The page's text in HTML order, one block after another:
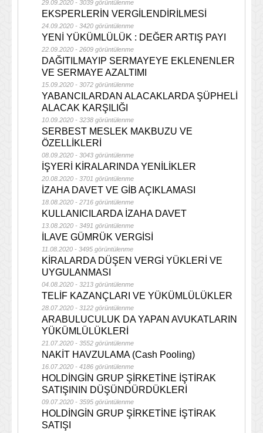
29.09.2020 - 3039 görüntülenme
EKSPERLERİN VERGİLENDİRİLMESİ
24.09.2020 - 3420 görüntülenme
YENİ YÜKÜMLÜLÜK : DEĞER ARTIŞ PAYI
22.09.2020 - 2609 görüntülenme
DAĞITILMAYIP SERMAYEYE EKLENENLER
VE SERMAYE AZALTIMI
15.09.2020 - 3072 görüntülenme
YABANCILARDAN ALACAKLARDA ŞÜPHELİ
ALACAK KARŞILIĞI
10.09.2020 - 3238 görüntülenme
SERBEST MESLEK MAKBUZU VE
ÖZELLİKLERİ
08.09.2020 - 3043 görüntülenme
İŞYERİ KİRALARINDA YENİLİKLER
20.08.2020 - 3701 görüntülenme
İZAHA DAVET VE GİB AÇIKLAMASI
18.08.2020 - 2716 görüntülenme
KULLANICILARDA İZAHA DAVET
13.08.2020 - 3491 görüntülenme
İLAVE GÜMRÜK VERGİSİ
11.08.2020 - 3495 görüntülenme
KİRALARDA DÜŞEN VERGİ YÜKLERİ VE
UYGULANMASI
04.08.2020 - 3213 görüntülenme
TELİF KAZANÇLARI VE YÜKÜMLÜLÜKLER
28.07.2020 - 3122 görüntülenme
ARABULUCULUK DA YAPAN AVUKATLARIN
YÜKÜMLÜLÜKLERİ
21.07.2020 - 3552 görüntülenme
NAKİT HAVZULAMA (Cash Pooling)
16.07.2020 - 4186 görüntülenme
HOLDİNGİN GRUP ŞİRKETİNE İŞTİRAK
SATIŞININ DÜŞÜNDÜRDÜKLERİ
09.07.2020 - 3595 görüntülenme
HOLDİNGİN GRUP ŞİRKETİNE İŞTİRAK
SATIŞI